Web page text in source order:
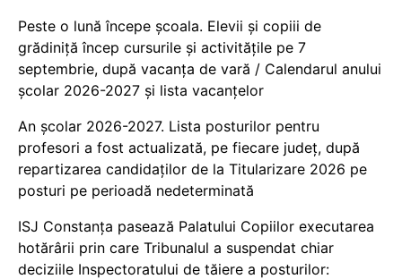
Peste o lună începe școala. Elevii și copiii de
grădiniță încep cursurile și activitățile pe 7
septembrie, după vacanța de vară / Calendarul anului
școlar 2026-2027 și lista vacanțelor
An școlar 2026-2027. Lista posturilor pentru
profesori a fost actualizată, pe fiecare județ, după
repartizarea candidaților de la Titularizare 2026 pe
posturi pe perioadă nedeterminată
ISJ Constanța pasează Palatului Copiilor executarea
hotărârii prin care Tribunalul a suspendat chiar
deciziile Inspectoratului de tăiere a posturilor: